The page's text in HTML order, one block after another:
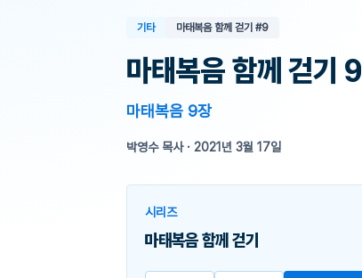
기타 마태복음 함께 걷기 #9
마태복음 함께 걷기 9
마태복음 9장
박영수 목사· 2021년 3월 17일
시리즈
마태복음 함께 걷기